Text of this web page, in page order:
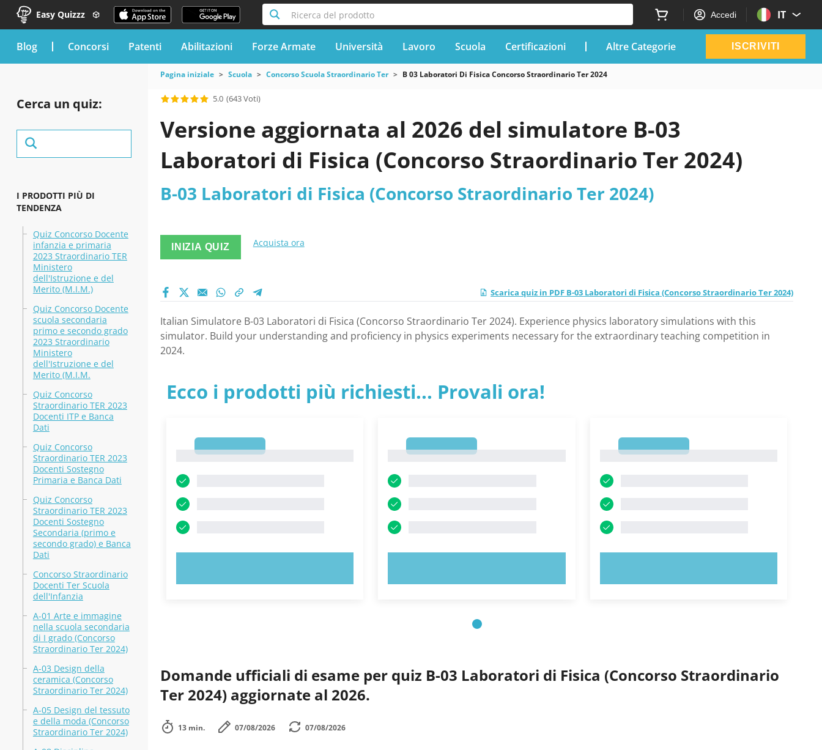
Easy Quizzz Ricerca del prodotto Accedi IT
blog Concorsi Patenti Abilitazioni Forze Armate Università Lavoro Scuola Certificazioni Altre Categorie ISCRIVITI
Cerca un quiz:
I PRODOTTI PIÙ DI
TENDENZA
Quiz Concorso Docente
infanzia e primaria
2023 Straordinario TER
Ministero
dell'Istruzione e del
Merito (M.I.M.)
Quiz Concorso Docente
scuola secondaria
primo e secondo grado
2023 Straordinario
Ministero
dell'Istruzione e del
Merito (M.I.M.
Quiz Concorso
Straordinario TER 2023
Docenti ITP e Banca
Dati
Quiz Concorso
Straordinario TER 2023
Docenti Sostegno
Primaria e Banca Dati
Quiz Concorso
Straordinario TER 2023
Docenti Sostegno
Secondaria (primo e
secondo grado) e Banca
Dati
Concorso Straordinario
Docenti Ter Scuola
dell'Infanzia
A-01 Arte e immagine
nella scuola secondaria
di I grado (Concorso
Straordinario Ter 2024)
A-03 Design della
ceramica (Concorso
Straordinario Ter 2024)
A-05 Design del tessuto
e della moda (Concorso
Straordinario Ter 2024)
Pagina iniziale Scuola Concorso Scuola Straordinario Ter B 03 Laboratori Di Fisica Concorso Straordinario Ter 2024
5.0 (643 Voti)
Versione aggiornata al 2026 del simulatore B-03
Laboratori di Fisica (Concorso Straordinario Ter 2024)
B-03 Laboratori di Fisica (Concorso Straordinario Ter 2024)
INIZIA QUIZ Acquista ora
Scarica quiz in PDF B-03 Laboratori di Fisica (Concorso Straordinario Ter 2024)
Italian Simulatore B-03 Laboratori di Fisica (Concorso Straordinario Ter 2024). Experience physics laboratory simulations with this
simulator. Build your understanding and proficiency in physics experiments necessary for the extraordinary teaching competition in
2024.
Ecco i prodotti più richiesti... Provali ora!
Domande ufficiali di esame per quiz B-03 Laboratori di Fisica (Concorso Straordinario
Ter 2024) aggiornate al 2026.
13 min. 07/08/2026 07/08/2026